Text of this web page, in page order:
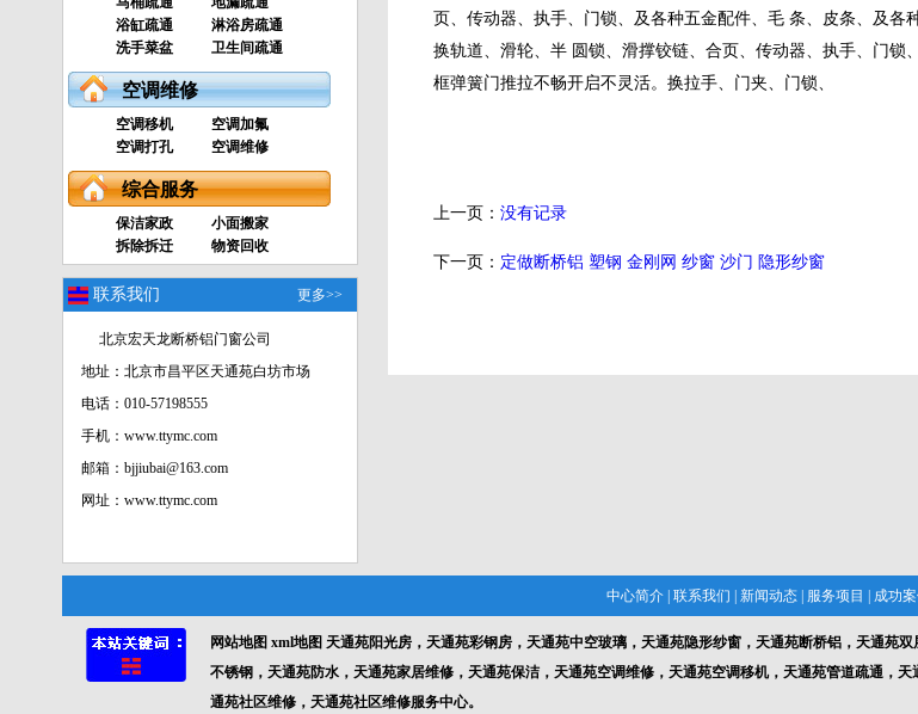
浴缸疏通
淋浴房疏通
洗手菜盆
卫生间疏通
空调维修
空调移机
空调加氟
空调打孔
空调维修
综合服务
保洁家政
小面搬家
拆除拆迁
物资回收
联系我们 更多>>
北京宏天龙断桥铝门窗公司
地址：北京市昌平区天通苑白坊市场
电话：010-57198555
手机：www.ttymc.com
邮箱：bjjiubai@163.com
网址：www.ttymc.com
页、传动器、执手、门锁、及各种五金配件、毛 条、皮条、及各
换轨道、滑轮、半 圆锁、滑撑铰链、合页、传动器、执手、门
框弹簧门推拉不畅开启不灵活。换拉手、门夹、门锁、
上一页： 没有记录
下一页： 定做断桥铝 塑钢 金刚网 纱窗 沙门 隐形纱窗
中心简介 联系我们 新闻动态 服务项目 成功案
网站地图 xml地图 天通苑阳光房，天通苑彩钢房，天通苑中空玻璃，天通苑隐形纱窗，天通苑断桥铝，天通苑
不锈钢，天通苑防水，天通苑家居维修，天通苑保洁，天通苑空调维修，天通苑空调移机，天通苑管道疏通，
通苑社区维修，天通苑社区维修服务中心。